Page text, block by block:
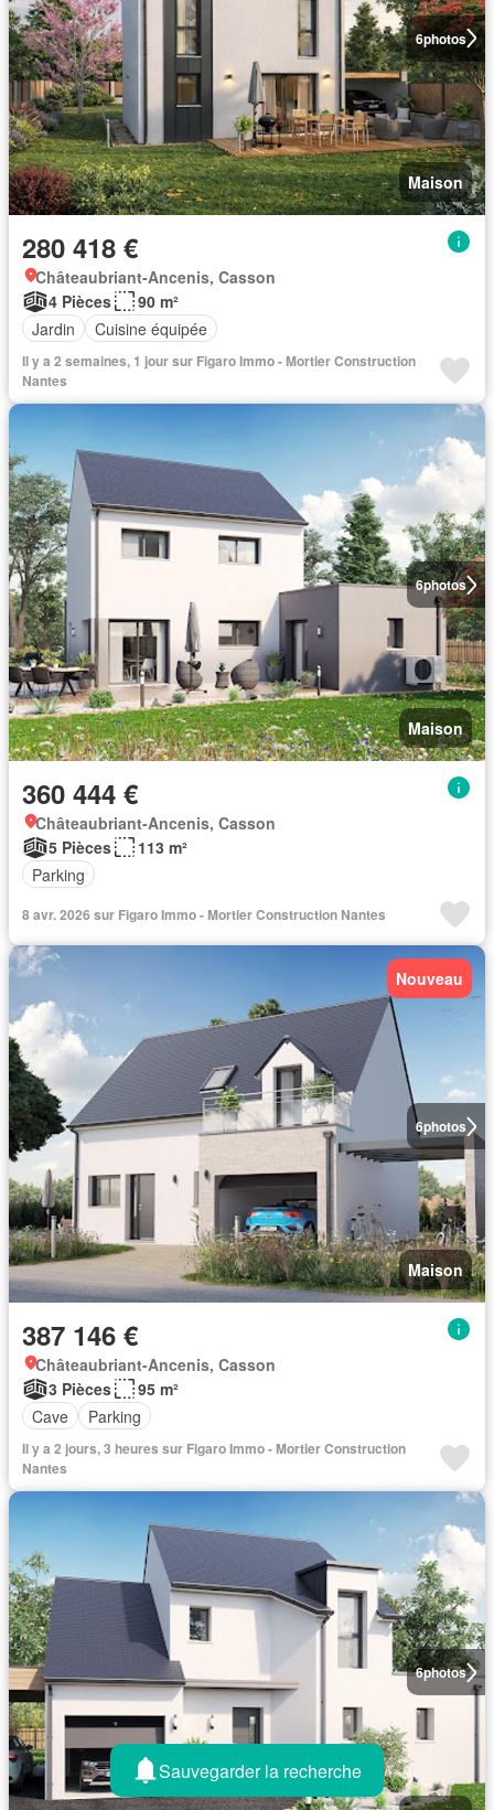
6photos
Maison
280 418 €
Châteaubriant-Ancenis, Casson
4 Pièces
90 m²
Jardin
Cuisine équipée
Il y a 2 semaines, 1 jour sur Figaro Immo - Mortier Construction
Nantes
6photos
Maison
360 444 €
Châteaubriant-Ancenis, Casson
5 Pièces
113 m²
Parking
8 avr. 2026 sur Figaro Immo - Mortier Construction Nantes
6photos
Nouveau
Maison
387 146 €
Châteaubriant-Ancenis, Casson
3 Pièces
95 m²
Cave
Parking
Il y a 2 jours, 3 heures sur Figaro Immo - Mortier Construction
Nantes
6photos
Sauvegarder la recherche